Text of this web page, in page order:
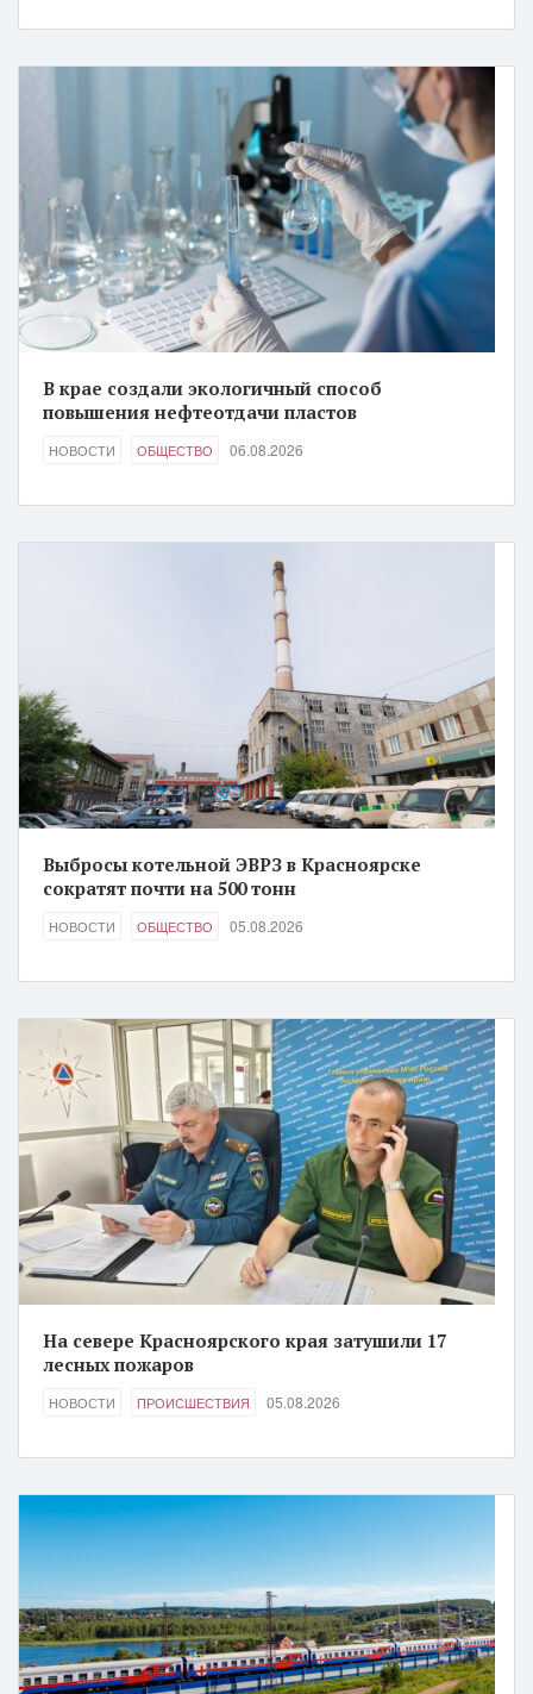
В крае создали экологичный способ
повышения нефтеотдачи пластов
НОВОСТИ ОБЩЕСТВО 06.08.2026
Выбросы котельной ЭВРЗ в Красноярске
сократят почти на 500 тонн
НОВОСТИ ОБЩЕСТВО 05.08.2026
На севере Красноярского края затушили 17
лесных пожаров
НОВОСТИ ПРОИСШЕСТВИЯ 05.08.2026